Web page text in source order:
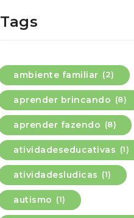
Tags
ambiente familiar (2)
aprender brincando (8)
aprender fazendo (8)
atividadeseducativas (1)
atividadesludicas (1)
autismo (1)